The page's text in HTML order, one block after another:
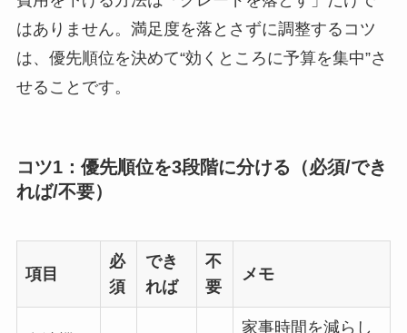
はありません。満足度を落とさずに調整するコツ
は、優先順位を決めて“効くところに予算を集中”さ
せることです。
コツ1：優先順位を3段階に分ける（必須/でき
れば/不要）
項目
必
須
でき
れば
不
要
メモ
家事時間を減らし